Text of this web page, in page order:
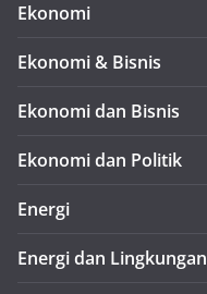
Ekonomi
Ekonomi & Bisnis
Ekonomi dan Bisnis
Ekonomi dan Politik
Energi
Energi dan Lingkungan